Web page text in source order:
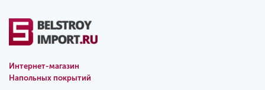
Интернет-магазин
Напольных покрытий